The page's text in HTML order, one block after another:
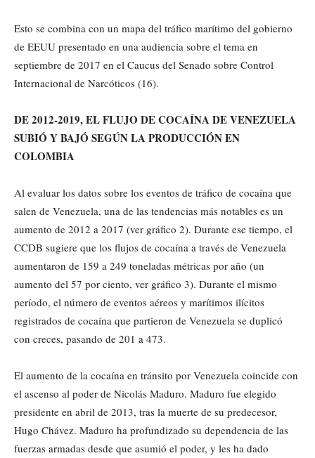
Esto se combina con un mapa del tráfico marítimo del gobierno
de EEUU presentado en una audiencia sobre el tema en
septiembre de 2017 en el Caucus del Senado sobre Control
Internacional de Narcóticos (16).
DE 2012-2019, EL FLUJO DE COCAÍNA DE VENEZUELA
SUBIÓ Y BAJÓ SEGÚN LA PRODUCCIÓN EN
COLOMBIA
Al evaluar los datos sobre los eventos de tráfico de cocaína que
salen de Venezuela, una de las tendencias más notables es un
aumento de 2012 a 2017 (ver gráfico 2). Durante ese tiempo, el
CCDB sugiere que los flujos de cocaína a través de Venezuela
aumentaron de 159 a 249 toneladas métricas por año (un
aumento del 57 por ciento, ver gráfico 3). Durante el mismo
período, el número de eventos aéreos y marítimos ilícitos
registrados de cocaína que partieron de Venezuela se duplicó
con creces, pasando de 201 a 473.
El aumento de la cocaína en tránsito por Venezuela coincide con
el ascenso al poder de Nicolás Maduro. Maduro fue elegido
presidente en abril de 2013, tras la muerte de su predecesor,
Hugo Chávez. Maduro ha profundizado su dependencia de las
fuerzas armadas desde que asumió el poder, y les ha dado